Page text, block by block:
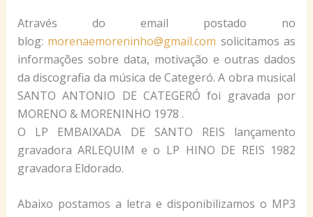
Através do email postado no
blog: morenaemoreninho@gmail.com solicitamos as
informações sobre data, motivação e outras dados
da discografia da música de Categeró. A obra musical
SANTO ANTONIO DE CATEGERÓ foi gravada por
MORENO & MORENINHO 1978 .
O LP EMBAIXADA DE SANTO REIS lançamento
gravadora ARLEQUIM e o LP HINO DE REIS 1982
gravadora Eldorado.
Abaixo postamos a letra e disponibilizamos o MP3